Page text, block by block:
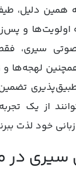
دلیل،
اولویت‌ها و
سیری،
لهجه‌ها و
از یک
خود لذت
سیری